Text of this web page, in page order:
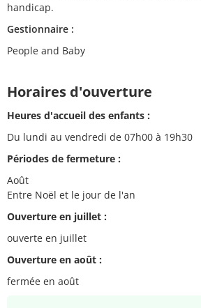
handicap.
Gestionnaire :
People and Baby
Horaires d'ouverture
Heures d'accueil des enfants :
Du lundi au vendredi de 07h00 à 19h30
Périodes de fermeture :
Août
Entre Noël et le jour de l'an
Ouverture en juillet :
ouverte en juillet
Ouverture en août :
fermée en août